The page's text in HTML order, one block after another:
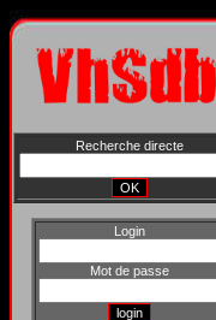
Recherche directe
Login
Mot de passe